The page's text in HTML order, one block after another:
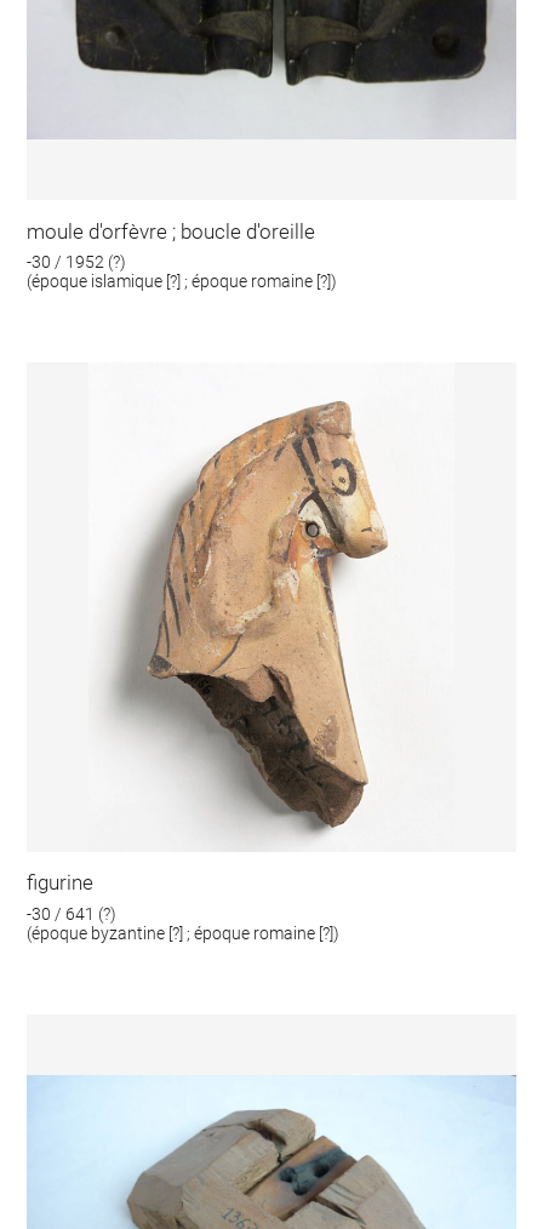
moule d'orfèvre ; boucle d'oreille
-30 / 1952 (?)
(époque islamique [?] ; époque romaine [?])
figurine
-30 / 641 (?)
(époque byzantine [?] ; époque romaine [?])